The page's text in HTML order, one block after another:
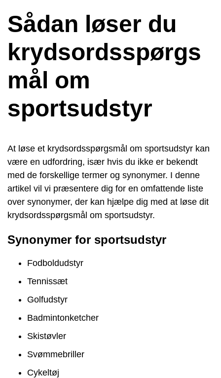
Sådan løser du
krydsordsspørgs
mål om
sportsudstyr
At løse et krydsordsspørgsmål om sportsudstyr kan
være en udfordring, især hvis du ikke er bekendt
med de forskellige termer og synonymer. I denne
artikel vil vi præsentere dig for en omfattende liste
over synonymer, der kan hjælpe dig med at løse dit
krydsordsspørgsmål om sportsudstyr.
Synonymer for sportsudstyr
Fodboldudstyr
Tennissæt
Golfudstyr
Badmintonketcher
Skistøvler
Svømmebriller
Cykeltøj